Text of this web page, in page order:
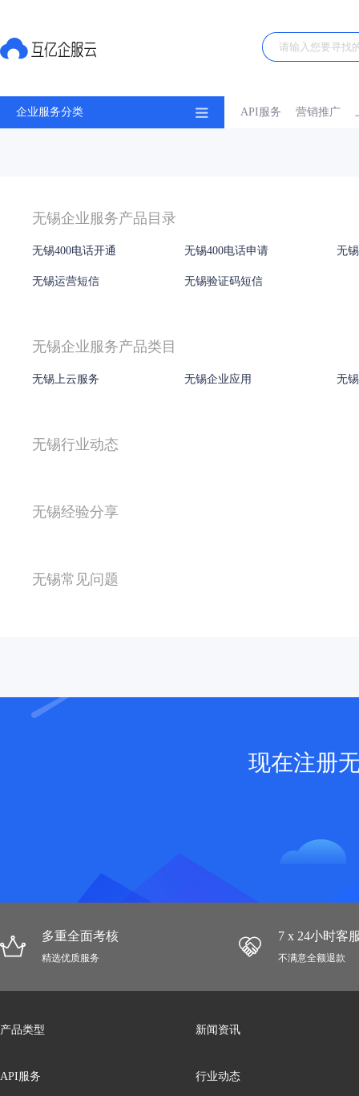
企业服务分类 API服务 营销推广
无锡企业服务产品目录
无锡400电话开通 无锡400电话申请 无
无锡运营短信 无锡验证码短信
无锡企业服务产品类目
无锡上云服务 无锡企业应用 无
无锡行业动态
无锡经验分享
无锡常见问题
现在注册
多重全面考核
精选优质服务
7 x 24小时客
不满意全额退款
产品类型
API服务
新闻资讯
行业动态